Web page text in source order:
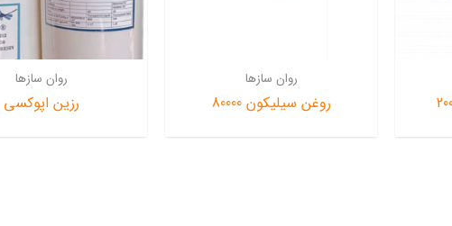
روان سازها
روغن سیلیکون 80000
روان سازها
رزین اپوکسی